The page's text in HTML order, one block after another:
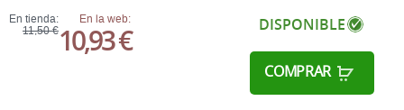
En tienda:
11,50 €
En la web:
10,93 € DISPONIBLE
COMPRAR